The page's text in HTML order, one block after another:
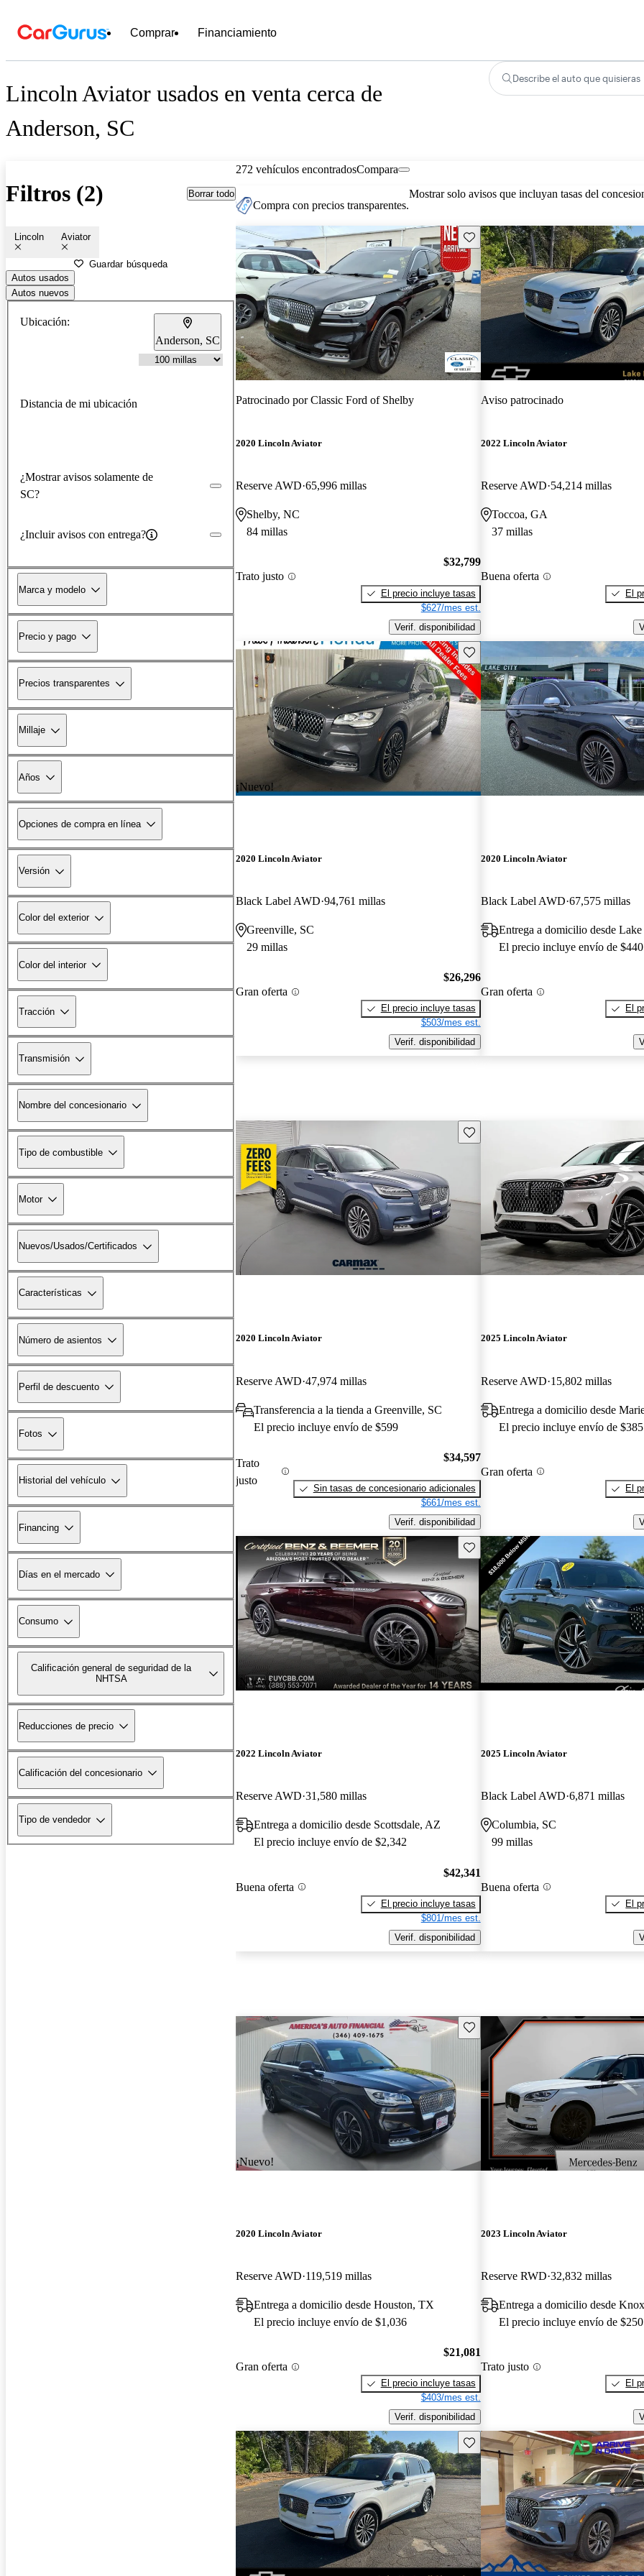
Comprar Financiamiento
Lincoln Aviator usados en venta cerca de
Anderson, SC
Describe el auto que quisieras
Filtros (2) Borrar todo
Lincoln Aviator
Guardar búsqueda
Autos usados
Autos nuevos
Ubicación:
Anderson, SC
Distancia de mi ubicación
¿Mostrar avisos solamente de
SC?
¿Incluir avisos con entrega?
Marca y modelo
Precio y pago
Precios transparentes
Millaje
Años
Opciones de compra en línea
Versión
Color del exterior
Color del interior
Tracción
Transmisión
Nombre del concesionario
Tipo de combustible
Motor
Nuevos/Usados/Certificados
Características
Número de asientos
Perfil de descuento
Fotos
Historial del vehículo
Financing
Días en el mercado
Consumo
Calificación general de seguridad de la
NHTSA
Reducciones de precio
Calificación del concesionario
Tipo de vendedor
272 vehículos encontradosCompara
Compra con precios transparentes.
Mostrar solo avisos que incluyan tasas del
Guarda este Aviso
Patrocinado porClassic Ford of Shelby
2020 Lincoln Aviator
Reserve AWD 65,996 millas
Shelby, NC
84 millas
Trato justo
$32,799
El precio incluye tasas
$627/mes est.
Verif. disponibilidad
Aviso patrocinado
2022 Lincoln Aviator
Reserve AWD 54,214 millas
Toccoa, GA
37 millas
Buena oferta
El
¡Nuevo!
Guarda este Aviso
2020 Lincoln Aviator
Black Label AWD 94,761 millas
Greenville, SC
29 millas
Gran oferta
$26,296
El precio incluye tasas
$503/mes est.
Verif. disponibilidad
2020 Lincoln Aviator
Black Label AWD 67,575 millas
Entrega a domicilio desde
El precio incluye envío de $440
Gran oferta
El
Guarda este Aviso
2020 Lincoln Aviator
Reserve AWD 47,974 millas
Transferencia a la tienda a Greenville, SC
El precio incluye envío de $599
Trato
justo
$34,597
Sin tasas de concesionario adicionales
$661/mes est.
Verif. disponibilidad
2025 Lincoln Aviator
Reserve AWD 15,802 millas
Entrega a domicilio desde
El precio incluye envío de $385
Gran oferta
El
¡Nuevo!
Guarda este Aviso
2022 Lincoln Aviator
Reserve AWD 31,580 millas
Entrega a domicilio desde Scottsdale, AZ
El precio incluye envío de $2,342
Buena oferta
$42,341
El precio incluye tasas
$801/mes est.
Verif. disponibilidad
2025 Lincoln Aviator
Black Label AWD 6,871 millas
Columbia, SC
99 millas
Buena oferta
El
¡Nuevo!
Guarda este Aviso
2020 Lincoln Aviator
Reserve AWD 119,519 millas
Entrega a domicilio desde Houston, TX
El precio incluye envío de $1,036
Gran oferta
$21,081
El precio incluye tasas
$403/mes est.
Verif. disponibilidad
2023 Lincoln Aviator
Reserve RWD 32,832 millas
Entrega a domicilio desde
El precio incluye envío de $250
Trato justo
El
Guarda este Aviso